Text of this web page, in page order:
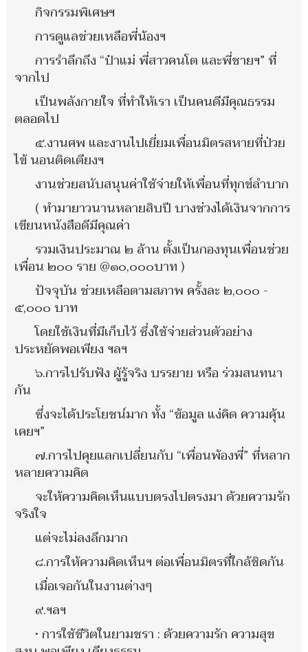
กิจกรรมพิเศษฯ
การดูแลช่วยเหลือพี่น้องฯ
การรำลึกถึง “ป๋าแม่ พี่สาวคนโต และพี่ชายฯ” ที่
จากไป
เป็นพลังกายใจ ที่ทำให้เรา เป็นคนดีมีคุณธรรม
ตลอดไป
๕.งานศพ และงานไปเยี่ยมเพื่อนมิตรสหายที่ป่วย
ไข้ นอนติดเตียงฯ
งานช่วยสนับสนุนค่าใช้จ่ายให้เพื่อนที่ทุกข์ลำบาก
( ทำมายาวนานหลายสิบปี บางช่วงได้เงินจากการ
เขียนหนังสือดีมีคุณค่า
รวมเงินประมาณ ๒ ล้าน ตั้งเป็นกองทุนเพื่อนช่วย
เพื่อน ๒๐๐ ราย @๑๐,๐๐๐บาท )
ปัจจุบัน ช่วยเหลือตามสภาพ ครั้งละ ๒,๐๐๐ -
๕,๐๐๐ บาท
โดยใช้เงินที่มีเก็บไว้ ซึ่งใช้จ่ายส่วนตัวอย่าง
ประหยัดพอเพียง ฯลฯ
๖.การไปรับฟัง ผู้รู้จริง บรรยาย หรือ ร่วมสนทนา
กัน
ซึ่งจะได้ประโยชน์มาก ทั้ง “ข้อมูล แง่คิด ความคุ้น
เคยฯ”
๗.การไปคุยแลกเปลี่ยนกับ “เพื่อนพ้องพี่” ที่หลาก
หลายความคิด
จะให้ความคิดเห็นแบบตรงไปตรงมา ด้วยความรัก
จริงใจ
แต่จะไม่ลงลึกมาก
๘.การให้ความคิดเห็นฯ ต่อเพื่อนมิตรที่ใกล้ชิดกัน
เมื่อเจอกันในงานต่างๆ
๙.ฯลฯ
• การใช้ชีวิตในยามชรา : ด้วยความรัก ความสุข